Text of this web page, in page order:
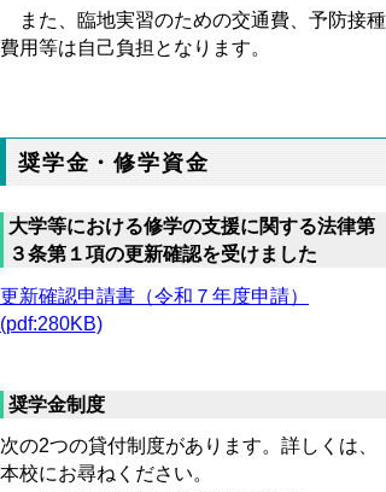
また、臨地実習のための交通費、予防接種
費用等は自己負担となります。
奨学金・修学資金
大学等における修学の支援に関する法律第
３条第１項の更新確認を受けました
更新確認申請書（令和７年度申請）
(pdf:280KB)
奨学金制度
次の2つの貸付制度があります。詳しくは、
本校にお尋ねください。